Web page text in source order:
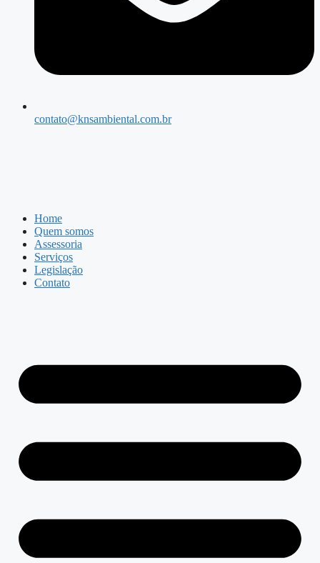
contato@knsambiental.com.br
Home
Quem somos
Assessoria
Serviços
Legislação
Contato